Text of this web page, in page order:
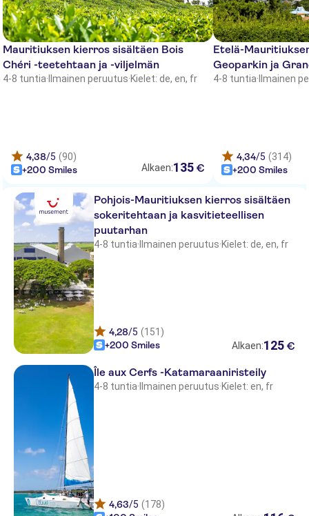
Constance Le Prince Maurice
Veranda Palmar Beach
Anahita The Resort - Residences
& Villas
Heritage Le Telfair Golf & Spa
Resort
Solana Beach
Preskil Beach Resort
Veranda Paul and Virginie
Le Palmiste
The Westin Turtle Bay Resort &
Spa
Sugar Beach Resort & Spa
Veranda Tamarin Hotel and Spa
Lagoon Attitude Hotel
Tropical Attitude
Friday Attitude
Tamassa Hotel Produced by LUX
Sofitel So Mauritius
Mauritiuksen kierros sisältäen Bois
Chéri -teetehtaan ja -viljelmän
4-8 tuntia· Ilmainen peruutus·Kielet: de, en, fr
4,38/5 (90)
+200 Smiles
Alkaen:135 €
Etelä-
Geoparkin ja
4-8 tuntia· Ilmainen
4,34/5 (314)
+200 Smiles
Pohjois-Mauritiuksen kierros sisältäen
sokeritehtaan ja kasvitieteellisen
puutarhan
4-8 tuntia· Ilmainen peruutus·Kielet: de, en, fr
4,28/5 (151)
+200 Smiles
Alkaen:125 €
Île aux Cerfs -Katamaraaniristeily
4-8 tuntia· Ilmainen peruutus·Kielet: en, fr
4,63/5 (178)